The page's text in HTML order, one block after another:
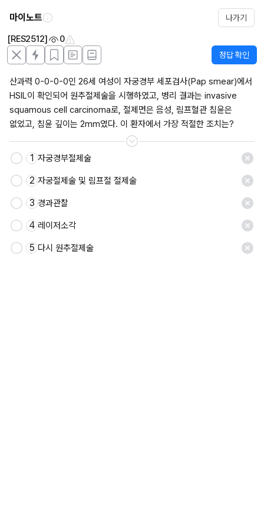
마이노트 나가기
[RES2512] 0
정답 확인
산과력 0-0-0-0인 26세 여성이 자궁경부 세포검사(Pap smear)에서
HSIL이 확인되어 원추절제술을 시행하였고, 병리 결과는 invasive
squamous cell carcinoma로, 절제면은 음성, 림프혈관 침윤은
없었고, 침윤 깊이는 2mm였다. 이 환자에서 가장 적절한 조치는?
저장
1 자궁경부절제술
2 자궁절제술 및 림프절 절제술
3 경과관찰
4 레이저소각
5 다시 원추절제술